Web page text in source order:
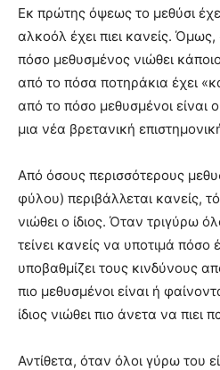
Εκ πρώτης όψεως το μεθύσι
αλκοόλ έχει πιει κανείς.
πόσο μεθυσμένος νιώθει
από το πόσα ποτηράκια έχει
από το πόσο μεθυσμένοι
μια νέα βρετανική
Από όσους περισσότερους
φύλου) περιβάλλεται κανείς,
νιώθει ο ίδιος. Όταν τριγύρω
τείνει κανείς να υποτιμά πόσο
υποβαθμίζει τους κινδύνους
πιο μεθυσμένοι είναι ή
ίδιος νιώθει πιο άνετα να πιει
Αντίθετα, όταν όλοι γύρω του